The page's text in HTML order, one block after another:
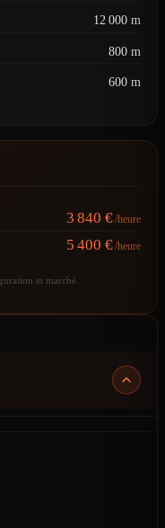
12 000 m
800 m
600 m
3 840 €/heure
5 400 €/heure
et marché.